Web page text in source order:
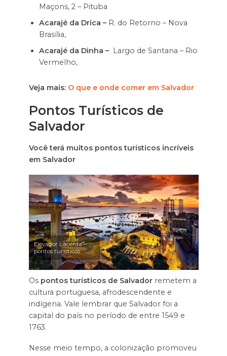
Maçons, 2 – Pituba
Acarajé da Drica –R. do Retorno – Nova
Brasília,
Acarajé da Dinha – Largo de Santana – Rio
Vermelho,
Veja mais: O que e onde comer em Salvador
Pontos Turísticos de
Salvador
Você terá muitos pontos turísticos incríveis
em Salvador
Elevador Lacerda –
pontos turísticos
Os pontos turísticos de Salvador remetem a
cultura portuguesa, afrodescendente e
indígena. Vale lembrar que Salvador foi a
capital do país no período de entre 1549 e
1763.
Nesse meio tempo, a colonização promoveu